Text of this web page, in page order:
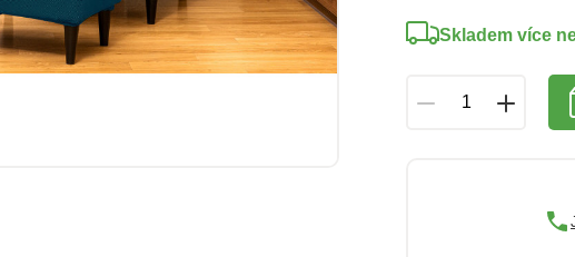
Skladem více